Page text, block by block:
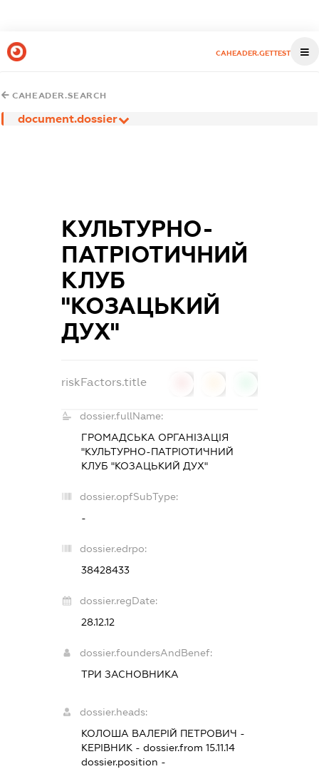
CAHEADER.GETTEST
CAHEADER.SEARCH
document.dossier
КУЛЬТУРНО-
ПАТРІОТИЧНИЙ
КЛУБ
"КОЗАЦЬКИЙ
ДУХ"
riskFactors.title
dossier.fullName:
ГРОМАДСЬКА ОРГАНІЗАЦІЯ
"КУЛЬТУРНО-ПАТРІОТИЧНИЙ
КЛУБ "КОЗАЦЬКИЙ ДУХ"
dossier.opfSubType:
-
dossier.edrpo:
38428433
dossier.regDate:
28.12.12
dossier.foundersAndBenef:
ТРИ ЗАСНОВНИКА
dossier.heads:
КОЛОША ВАЛЕРІЙ ПЕТРОВИЧ -
КЕРІВНИК- dossier.from 15.11.14
dossier.position -